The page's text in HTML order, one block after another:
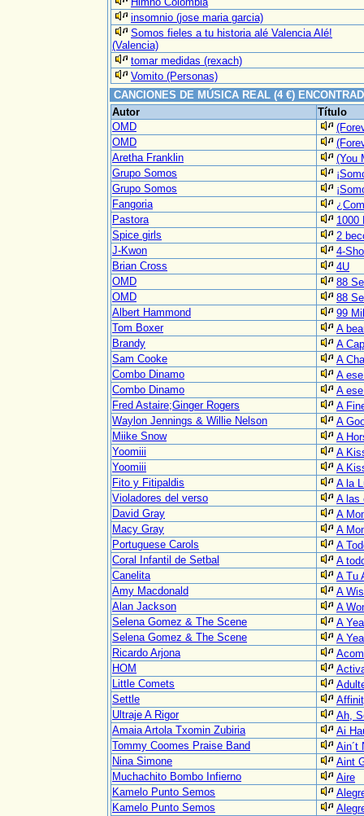
insomnio (jose maria garcia)
Somos fieles a tu historia alé Valencia Alé!
(Valencia)
tomar medidas (rexach)
Vomito (Personas)
CANCIONES DE MÚSICA REAL (4 €)
Autor
Título
OMD
OMD
Aretha Franklin
(You
Grupo Somos
Grupo Somos
Fangoria
Pastora
1000
Spice girls
2
J-Kwon
4-
Brian Cross
4U
OMD
88
OMD
88
Albert Hammond
99
Tom Boxer
A
Brandy
A
Sam Cooke
A
Combo Dinamo
A
Combo Dinamo
A
Fred Astaire;Ginger Rogers
A
Waylon Jennings & Willie Nelson
A
Miike Snow
A
Yoomiii
A
Yoomiii
A
Fito y Fitipaldis
A la
Violadores del verso
A las
David Gray
A
Macy Gray
A
Portuguese Carols
A
Coral Infantil de Setbal
A
Canelita
A Tu
Amy Macdonald
A
Alan Jackson
A
Selena Gomez & The Scene
A
Selena Gomez & The Scene
A
Ricardo Arjona
HOM
Little Comets
Settle
Ultraje A Rigor
Ah,
Amaia Artola Txomin Zubiria
Ai
Tommy Coomes Praise Band
Ain´t
Nina Simone
Aint
Muchachito Bombo Infierno
Aire
Kamelo Punto Semos
Kamelo Punto Semos